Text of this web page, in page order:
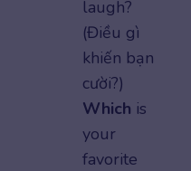
laugh?
(Điều gì
khiến bạn
cười?)
Which is
your
favorite